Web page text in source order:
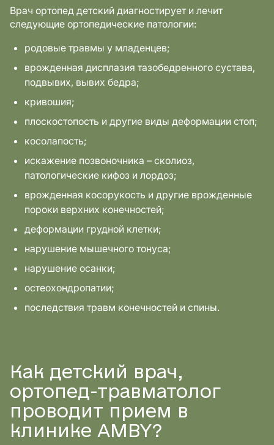
Врач ортопед детский диагностирует и лечит
следующие ортопедические патологии:
родовые травмы у младенцев;
врожденная дисплазия тазобедренного сустава,
подвывих, вывих бедра;
кривошия;
плоскостопость и другие виды деформации стоп;
косолапость;
искажение позвоночника – сколиоз,
патологические кифоз и лордоз;
врожденная косорукость и другие врожденные
пороки верхних конечностей;
деформации грудной клетки;
нарушение мышечного тонуса;
нарушение осанки;
остеохондропатии;
последствия травм конечностей и спины.
Как детский врач,
ортопед-травматолог
проводит прием в
клинике AMBY?